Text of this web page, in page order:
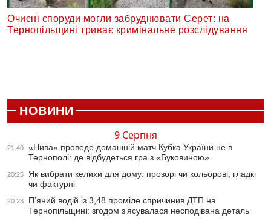
Очисні споруди могли забруднювати Серет: на
Тернопільщині триває кримінальне розслідування
НОВИНИ
9 Серпня
21:40
«Нива» проведе домашній матч Кубка України не в
Тернополі: де відбудеться гра з «Буковиною»
20:25
Як вибрати келихи для дому: прозорі чи кольорові, гладкі
чи фактурні
20:23
П’яний водій із 3,48 проміле спричинив ДТП на
Тернопільщині: згодом з’ясувалася несподівана деталь